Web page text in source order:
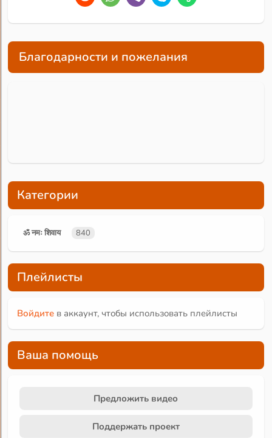
Благодарности и пожелания
Категории
ॐ नमः शिवाय 840
Плейлисты
Войдите в аккаунт, чтобы использовать плейлисты
Ваша помощь
Предложить видео
Поддержать проект